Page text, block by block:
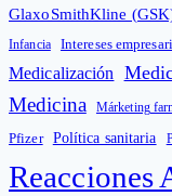
GlaxoSmithKline
Infancia Intereses
Medicalización
Medicina Márketing
Pfizer Política sanitaria
Reacciones